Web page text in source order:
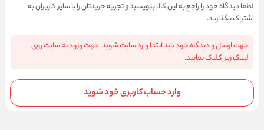
لطفا دیدگاه خود را راجع به این کالا بنویسید و تجربه خریدتان را با سایر کاربران به
اشتراک بگذارید.
جهت ارسال و دیدگاه خود باید ابتدا وارد سایت شوید. جهت ورود به سایت روی
لینک زیر کلیک نمایید.
وارد حساب کاربری خود شوید